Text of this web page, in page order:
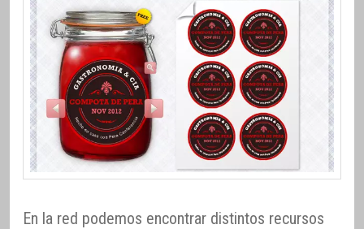
En la red podemos encontrar distintos recursos